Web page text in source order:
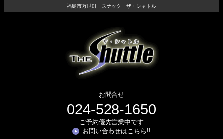
福島市万世町 スナック ザ・シャトル
お問合せ
024-528-1650
ご予約優先営業中です
お問い合わせはこちら!!